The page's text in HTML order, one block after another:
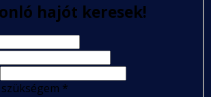
hajót keresek!
*